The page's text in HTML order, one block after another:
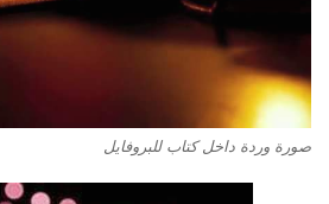
صورة وردة داخل كتاب للبروفايل